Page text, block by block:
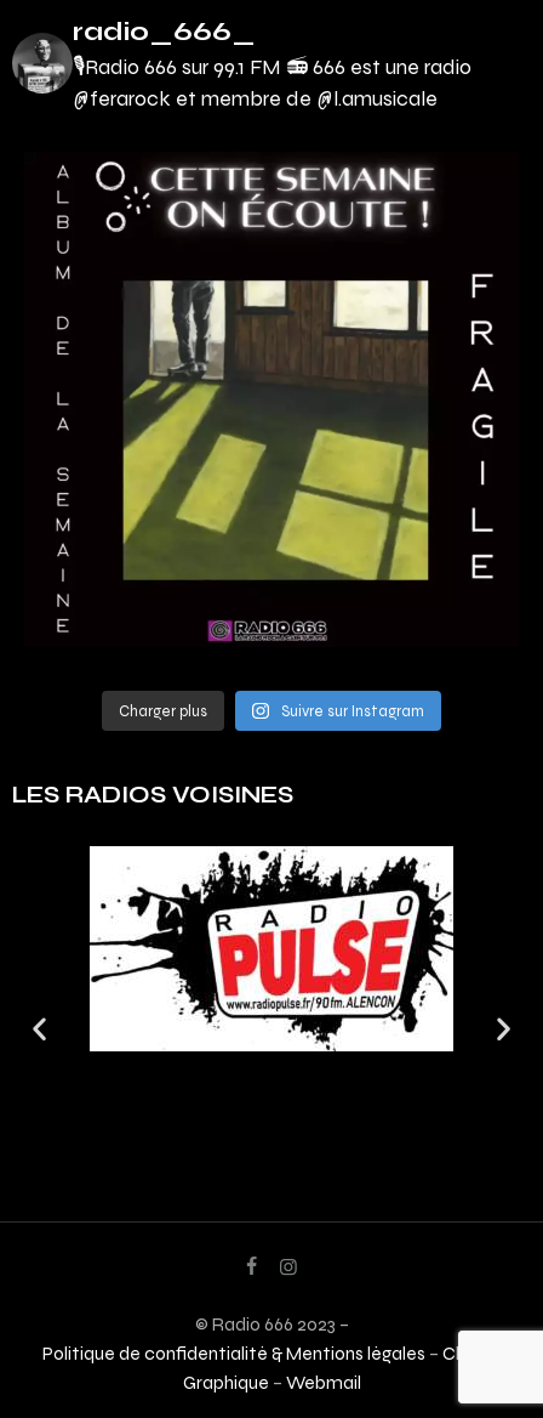
radio_666_
🎙Radio 666 sur 99.1 FM 📻666 est une radio
@ferarock et membre de @l.amusicale
Charger plus Suivre sur Instagram
LES RADIOS VOISINES
© Radio 666 2023 –
Politique de confidentialité & Mentions légales – Charte
Graphique – Webmail